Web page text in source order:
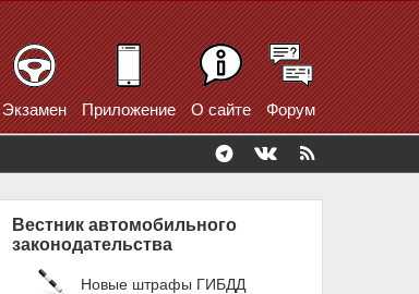
Экзамен Приложение О сайте Форум
Вестник автомобильного
законодательства
Новые штрафы ГИБДД